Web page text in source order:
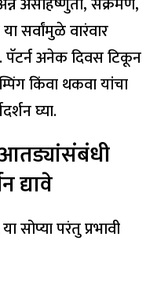
सर्वांमुळे वारंवार
अनेक दिवस टिकून
किंवा थकवा यांचा
घ्या.
द्यावे
सोप्या परंतु प्रभावी